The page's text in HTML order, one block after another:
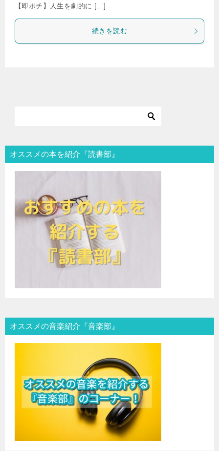
【即ポチ】人生を劇的に […]
続きを読む
オススメの本を紹介『読書部』
オススメの音楽紹介『音楽部』